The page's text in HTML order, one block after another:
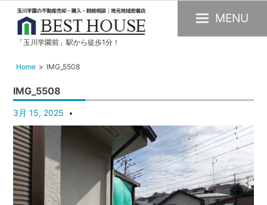
玉
川
園
の
不
動
産
購
入・
「玉川学園前」駅から徒歩1分！
MENU
Home IMG_5508
IMG_5508
3月 15, 2025